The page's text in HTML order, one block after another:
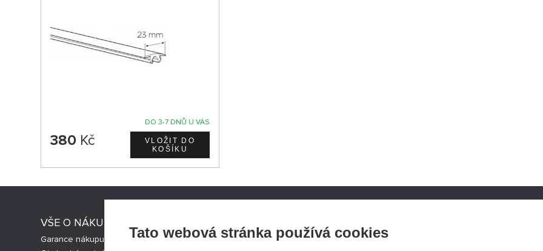
DO 3-7 DNŮ U VÁS
380 Kč
VŠE O NÁKUPU
Garance nákupu
Aktuality
Tato webová stránka používá cookies